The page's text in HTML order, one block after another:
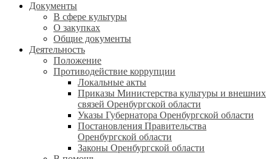
Документы
В сфере культуры
О закупках
Общие документы
Деятельность
Положение
Противодействие коррупции
Локальные акты
Приказы Министерства культуры и внешних
связей Оренбургской области
Указы Губернатора Оренбургской области
Постановления Правительства
Оренбургской области
Законы Оренбургской области